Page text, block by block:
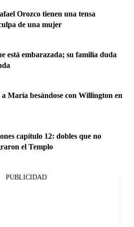
Orozco tienen una tensa
de una mujer
está embarazada; su familia duda
María besándose con Willington en
capítulo 12: dobles que no
el Templo
PUBLICIDAD